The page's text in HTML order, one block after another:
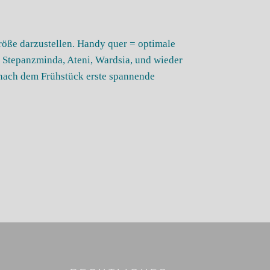
darzustellen. Handy quer = optimale
Ateni, Wardsia, und wieder
dem Frühstück erste spannende